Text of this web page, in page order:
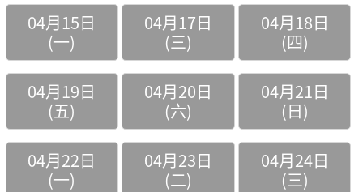
04月15日
(一)
04月17日
(三)
04月18日
(四)
04月19日
(五)
04月20日
(六)
04月21日
(日)
04月22日
(一)
04月23日
(二)
04月24日
(三)